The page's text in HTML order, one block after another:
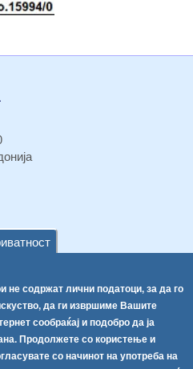
содржат лични податоци, за да го
да ги извршиме Вашите
сообраќај и подобро да ја
Продолжете со користење и
со начинот на употреба на